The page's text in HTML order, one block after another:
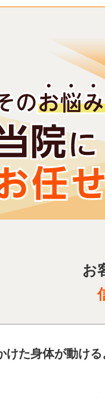
お
けた身体が動け